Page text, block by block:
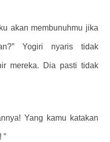
akan membunuhmu jika
Yogiri nyaris tidak
mereka. Dia pasti tidak
Yang kamu katakan
”